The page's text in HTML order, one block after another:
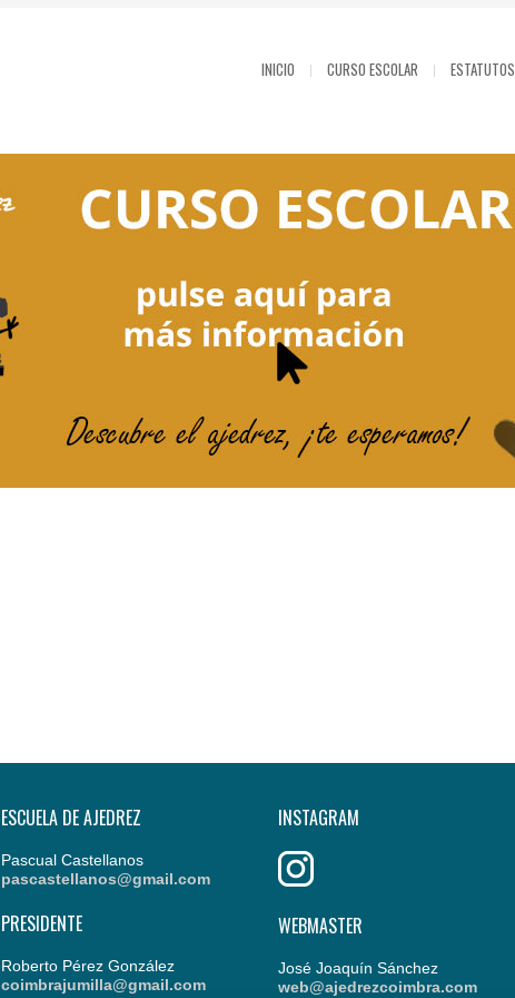
INICIO CURSO ESCOLAR ESTATUTOS
ESCUELA DE AJEDREZ
Pascual Castellanos
pascastellanos@gmail.com
PRESIDENTE
Roberto Pérez González
coimbrajumilla@gmail.com
INSTAGRAM
WEBMASTER
José Joaquín Sánchez
web@ajedrezcoimbra.com